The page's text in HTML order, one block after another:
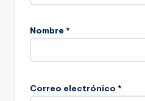
Nombre *
Correo electrónico *